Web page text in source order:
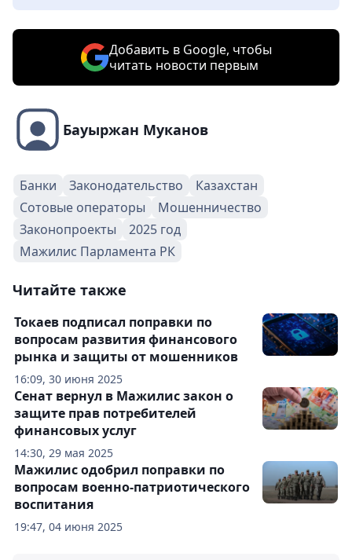
Добавить в Google, чтобы
читать новости первым
Бауыржан Муканов
Банки Законодательство
Казахстан
Сотовые операторы
Мошенничество
Законопроекты
2025 год
Мажилис Парламента РК
Читайте также
16:09, 30 июня 2025
Токаев подписал поправки по
вопросам развития финансового
рынка и защиты от мошенников
14:30, 29 мая 2025
Сенат вернул в Мажилис закон о
защите прав потребителей
финансовых услуг
19:47, 04 июня 2025
Мажилис одобрил поправки по
вопросам военно-патриотического
воспитания